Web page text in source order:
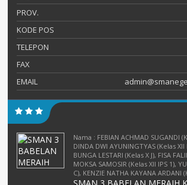
PROV.
KODE POS
TELEPON
FAX
EMAIL
Nama : FEBIAN ACHMAD SUGANDI
DINDA DWI AYUNINGTYAS (Kelas XII
BUNGA LESTARI (Kelas X J), FISA
MOKSA SAMOSIR (Kelas XII IPS 1),
C), KENZIE NATHA KAYANA ARDANI